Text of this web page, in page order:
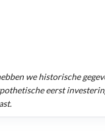
we historische
eerst